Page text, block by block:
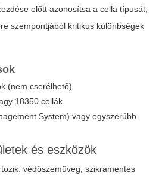
előtt azonosítsa a cella típusát,
szempontjából kritikus különbségek
(nem cserélhető)
18350 cellák
System) vagy egyszerűbb
és eszközök
védőszemüveg, szikramentes